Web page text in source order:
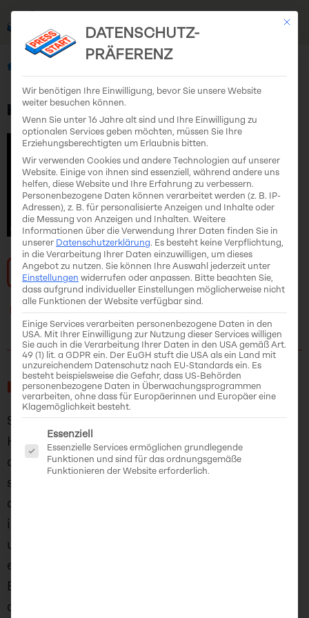
HIERONYMUS
Schlüpfe in die Rolle von Helena van Aken in
Hieronymus, einem historischen Fantasy-Spiel,
das dich das späte Mittelalter mit einer
surrealen Wendung erleben lässt. Bahne dir
deinen Weg durch bezaubernde Umgebungen,
indem du deinen Verstand, deine Werkzeuge
und die Hilfe der fantastischen Kreaturen
einsetzt, denen du auf deinem Weg begegnest.
Entdecke die unheimlichen, surrealen Welten
des mittelalterlichen Malers Hieronymus
Hurdy Gurdy Games
Zur Website
Mit
DATENSCHUTZ-
PRÄFERENZ
Wir benötigen Ihre Einwilligung, bevor Sie unsere Website
weiter besuchen können.
Wenn Sie unter 16 Jahre alt sind und Ihre Einwilligung zu
optionalen Services geben möchten, müssen Sie Ihre
Erziehungsberechtigten um Erlaubnis bitten.
Wir verwenden Cookies und andere Technologien auf unserer
Website. Einige von ihnen sind essenziell, während andere uns
helfen, diese Website und Ihre Erfahrung zu verbessern.
Personenbezogene Daten können verarbeitet werden (z. B. IP-
Adressen), z. B. für personalisierte Anzeigen und Inhalte oder
die Messung von Anzeigen und Inhalten. Weitere
Informationen über die Verwendung Ihrer Daten finden Sie in
unserer Datenschutzerklärung. Es besteht keine Verpflichtung,
in die Verarbeitung Ihrer Daten einzuwilligen, um dieses
Angebot zu nutzen. Sie können Ihre Auswahl jederzeit unter
Einstellungen widerrufen oder anpassen. Bitte beachten Sie,
dass aufgrund individueller Einstellungen möglicherweise nicht
alle Funktionen der Website verfügbar sind.
Einige Services verarbeiten personenbezogene Daten in den
USA. Mit Ihrer Einwilligung zur Nutzung dieser Services willigen
Sie auch in die Verarbeitung Ihrer Daten in den USA gemäß Art.
49 (1) lit. a GDPR ein. Der EuGH stuft die USA als ein Land mit
unzureichendem Datenschutz nach EU-Standards ein. Es
besteht beispielsweise die Gefahr, dass US-Behörden
personenbezogene Daten in Überwachungsprogrammen
verarbeiten, ohne dass für Europäerinnen und Europäer eine
Klagemöglichkeit besteht.
Es folgt eine Liste der Service-Gruppen, für
Essenziell
Essenzielle Services ermöglichen grundlegende
Funktionen und sind für das ordnungsgemäße
Funktionieren der Website erforderlich.